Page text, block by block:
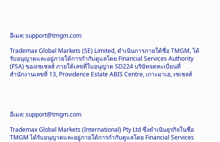
อีเมล: support@tmgm.com
Trademax Global Markets (SE) Limited, ดำเนินการภายใต้ชื่อ TMGM, ได้
รับอนุญาตและอยู่ภายใต้การกำกับดูแลโดย Financial Services Authority
(FSA) ของเซเชลส์ ภายใต้เลขที่ใบอนุญาต SD224 บริษัทจดทะเบียนที่
สำนักงานเลขที่ 13, Providence Estate ABIS Centre, เกาะมาเฮ, เซเชลส์
อีเมล: support@tmgm.com
Trademax Global Markets (International) Pty Ltd ซึ่งดำเนินธุรกิจในชื่อ
TMGM ได้รับอนุญาตและอยู่ภายใต้การกำกับดูแลโดย Financial Services